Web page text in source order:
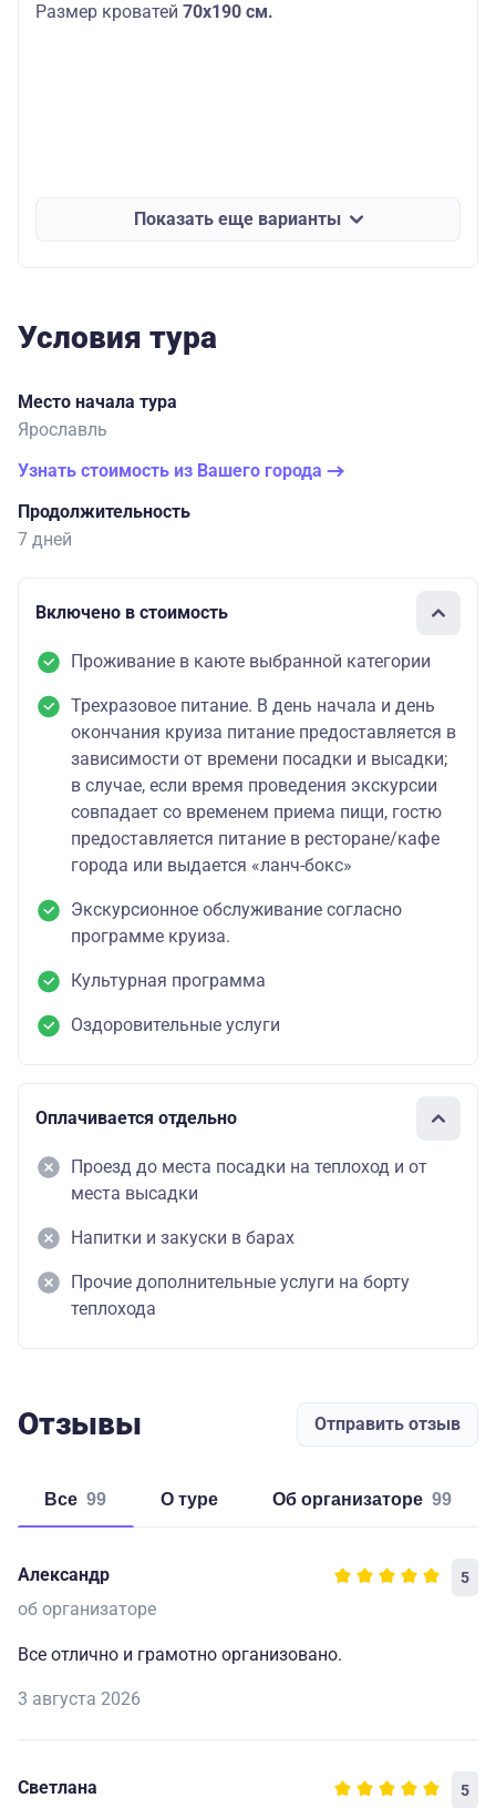
Размер кроватей 70х190 см.
Показать еще варианты
Условия тура
Место начала тура
Ярославль
Узнать стоимость из Вашего города
Продолжительность
7 дней
Включено в стоимость
Проживание в каюте выбранной категории
Трехразовое питание. В день начала и день
окончания круиза питание предоставляется в
зависимости от времени посадки и высадки;
в случае, если время проведения экскурсии
совпадает со временем приема пищи, гостю
предоставляется питание в ресторане/кафе
города или выдается «ланч-бокс»
Экскурсионное обслуживание согласно
программе круиза.
Культурная программа
Оздоровительные услуги
Оплачивается отдельно
Проезд до места посадки на теплоход и от
места высадки
Напитки и закуски в барах
Прочие дополнительные услуги на борту
теплохода
Отзывы Отправить отзыв
Все 99 о туре об организаторе 99
Александр 5
об организаторе
Все отлично и грамотно организовано.
3 августа 2026
Светлана 5